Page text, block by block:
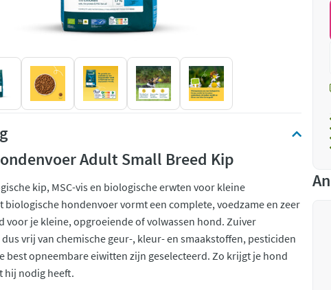
Adult Small Breed Kip
kip, MSC-vis en biologische erwten voor kleine
biologische hondenvoer vormt een complete, voedzame en zeer
voor je kleine, opgroeiende of volwassen hond. Zuiver
vrij van chemische geur-, kleur- en smaakstoffen, pesticiden
best opneembare eiwitten zijn geselecteerd. Zo krijgt je hond
hij nodig heeft.